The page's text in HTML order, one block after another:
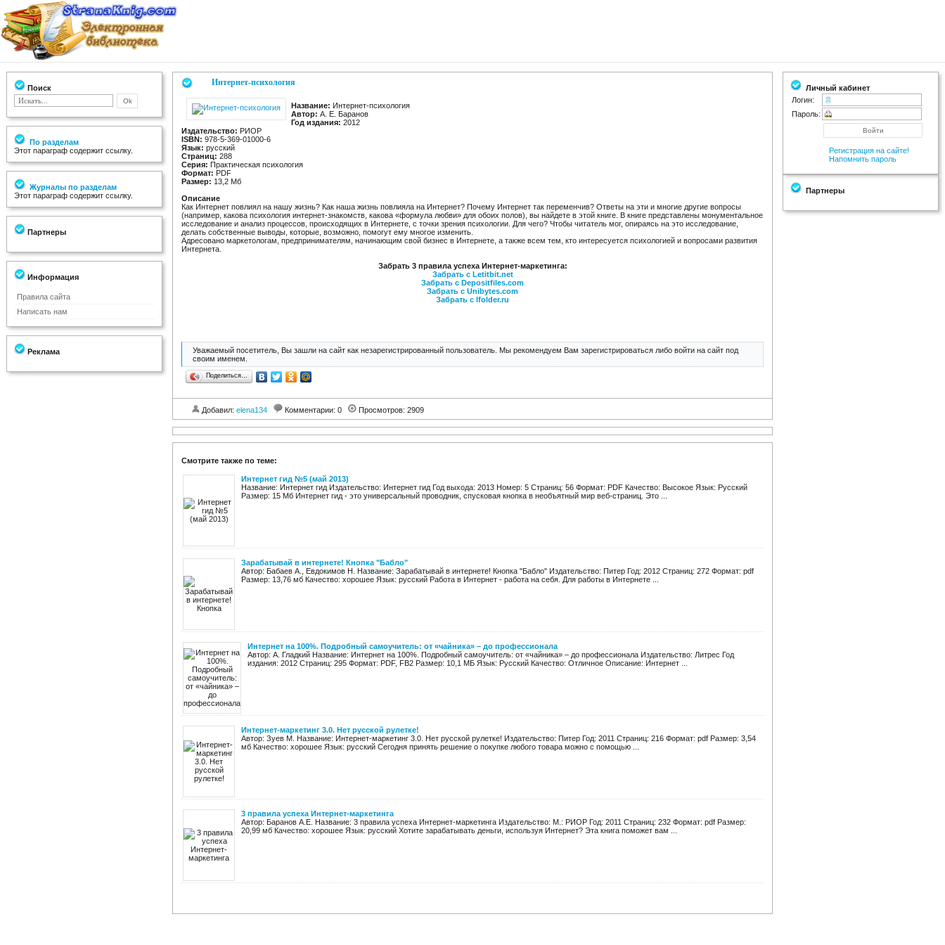
Поиск
По разделам
Этот параграф содержит ссылку.
Журналы по разделам
Этот параграф содержит ссылку.
Партнеры
Информация
Правила сайта
Написать нам
Реклама
Интернет-психология
Название: Интернет-психология
Автор: А. Е. Баранов
Год издания: 2012
Издательство: РИОР
ISBN: 978-5-369-01000-6
Язык: русский
Страниц: 288
Серия: Практическая психология
Формат: PDF
Размер: 13,2 Мб
Описание
Как Интернет повлиял на нашу жизнь? Как наша жизнь повлияла на Интернет? Почему Интернет так переменчив? Ответы на эти и многие другие вопросы
(например, какова психология интернет-знакомств, какова «формула любви» для обоих полов), вы найдете в этой книге. В книге представлены монументальное
исследование и анализ процессов, происходящих в Интернете, с точки зрения психологии. Для чего? Чтобы читатель мог, опираясь на это исследование,
делать собственные выводы, которые, возможно, помогут ему многое изменить.
Адресовано маркетологам, предпринимателям, начинающим свой бизнес в Интернете, а также всем тем, кто интересуется психологией и вопросами развития
Интернета.
Забрать 3 правила успеха Интернет-маркетинга:
Забрать с Letitbit.net
Забрать с Depositfiles.com
Забрать с Unibytes.com
Забрать с Ifolder.ru
Уважаемый посетитель, Вы зашли на сайт как незарегистрированный пользователь. Мы рекомендуем Вам зарегистрироваться либо войти на сайт под
своим именем.
Поделиться…
Добавил: elena134 Комментарии: 0 Просмотров: 2909
Смотрите также по теме:
Интернет гид №5 (май 2013)
Название: Интернет гид Издательство: Интернет гид Год выхода: 2013 Номер: 5 Страниц: 56 Формат: PDF Качество: Высокое Язык: Русский
Размер: 15 Мб Интернет гид - это универсальный проводник, спусковая кнопка в необъятный мир веб-страниц. Это ...
Зарабатывай в интернете! Кнопка "Бабло"
Автор: Бабаев А., Евдокимов Н. Название: Зарабатывай в интернете! Кнопка "Бабло" Издательство: Питер Год: 2012 Страниц: 272 Формат: pdf
Размер: 13,76 мб Качество: хорошее Язык: русский Работа в Интернет - работа на себя. Для работы в Интернете ...
Интернет на 100%. Подробный самоучитель: от «чайника» – до профессионала
Автор: А. Гладкий Название: Интернет на 100%. Подробный самоучитель: от «чайника» – до профессионала Издательство: Литрес Год
издания: 2012 Страниц: 295 Формат: PDF, FB2 Размер: 10,1 МБ Язык: Русский Качество: Отличное Описание: Интернет ...
Интернет-маркетинг 3.0. Нет русской рулетке!
Автор: Зуев М. Название: Интернет-маркетинг 3.0. Нет русской рулетке! Издательство: Питер Год: 2011 Страниц: 216 Формат: pdf Размер: 3,54
мб Качество: хорошее Язык: русский Сегодня принять решение о покупке любого товара можно с помощью ...
3 правила успеха Интернет-маркетинга
Автор: Баранов А.Е. Название: 3 правила успеха Интернет-маркетинга Издательство: М.: РИОР Год: 2011 Страниц: 232 Формат: pdf Размер:
20,99 мб Качество: хорошее Язык: русский Хотите зарабатывать деньги, используя Интернет? Эта книга поможет вам ...
Личный кабинет
Логин:
Пароль:
Регистрация на сайте!
Напомнить пароль
Партнеры